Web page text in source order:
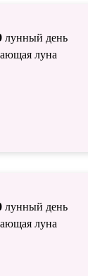
лунный день
луна
лунный день
луна